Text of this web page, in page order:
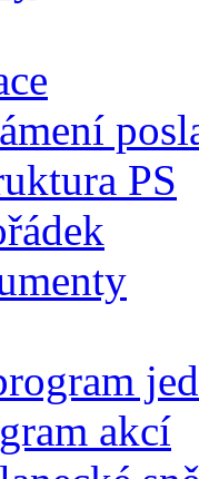
PS
akcí